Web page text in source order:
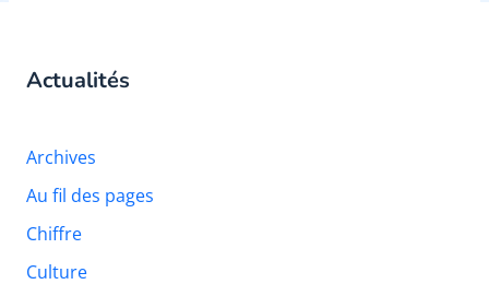
Actualités
Archives
Au fil des pages
Chiffre
Culture